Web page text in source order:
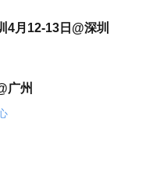
4月12-13日@深圳
广州